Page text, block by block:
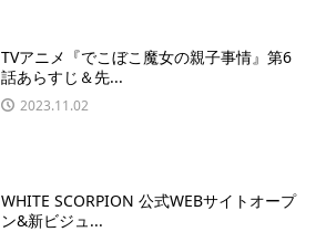
TVアニメ『でこぼこ魔女の親子事情』第6
話あらすじ＆先...
2023.11.02
WHITE SCORPION 公式WEBサイトオープ
ン&新ビジュ...